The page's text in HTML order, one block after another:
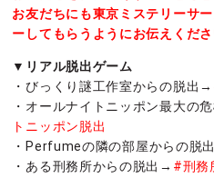
お友だちにも東京ミステリーサ
ーしてもらうようにお伝えくだ
▼リアル脱出ゲーム
・びっくり謎工作室からの脱出→
・オールナイトニッポン最大の
トニッポン脱出
・Perfumeの隣の部屋からの脱
・ある刑務所からの脱出→ #刑務